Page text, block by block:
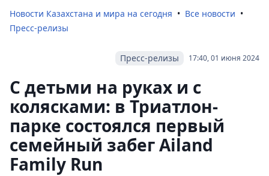
Новости Казахстана и мира на сегодня
Все новости
Пресс-релизы
17:40, 01 июня 2024
Пресс-релизы
С детьми на руках и с
колясками: в Триатлон-
парке состоялся первый
семейный забег Ailand
Family Run